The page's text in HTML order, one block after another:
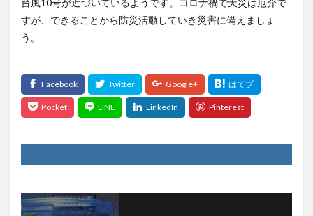
すが、できることから防災活動していき災害に備えましょ
う。